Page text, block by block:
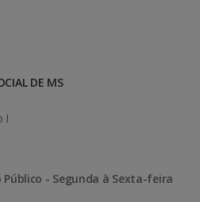
DE MS
I
- Segunda à Sexta-feira